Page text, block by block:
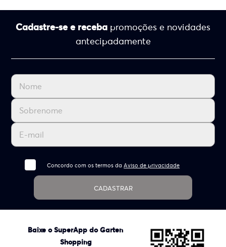
Cadastre-se e receba promoções e novidades
antecipadamente
Concordo com os termos daAviso de privacidade
CADASTRAR
Baixe o SuperApp do Garten
Shopping